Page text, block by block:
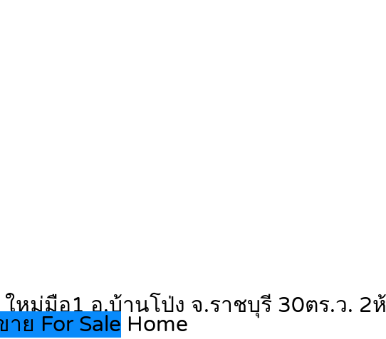
หม่มือ1 อ.บ้านโป่ง จ.ราชบุรี 30ตร.ว. 2
าย For Sale Home